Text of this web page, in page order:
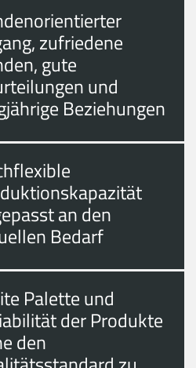
zufriedene
gute
und
Beziehungen
an den
Bedarf
Palette und
der Produkte
den